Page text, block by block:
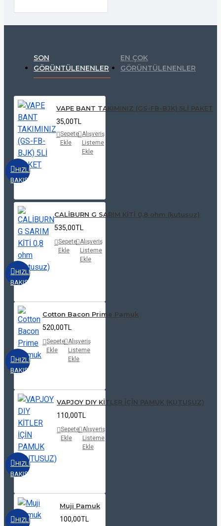
SON
GÖRÜNTÜLENENLER
EN ÇOK
GÖRÜNTÜLENENLER
HIZLI
BAKIŞ
VAPE BANT TAKIMINIZ (GS-FB-BJK) 5Lİ PAKET
35,00TL
Sepete
Ekle
Alışveriş
Listeme
Ekle
HIZLI
BAKIŞ
CALİBURN G SARIM KİTİ 0,8 ohm (kutusuz)
535,00TL
Sepete
Ekle
Alışveriş
Listeme
Ekle
HIZLI
BAKIŞ
Cotton Bacon Prime Pamuk
520,00TL
Sepete
Ekle
Alışveriş
Listeme
Ekle
HIZLI
BAKIŞ
VAPJOY DIY KİTLER İÇİN PAMUK (KUTUSUZ)
110,00TL
Sepete
Ekle
Alışveriş
Listeme
Ekle
HIZLI
Muji Pamuk
100,00TL